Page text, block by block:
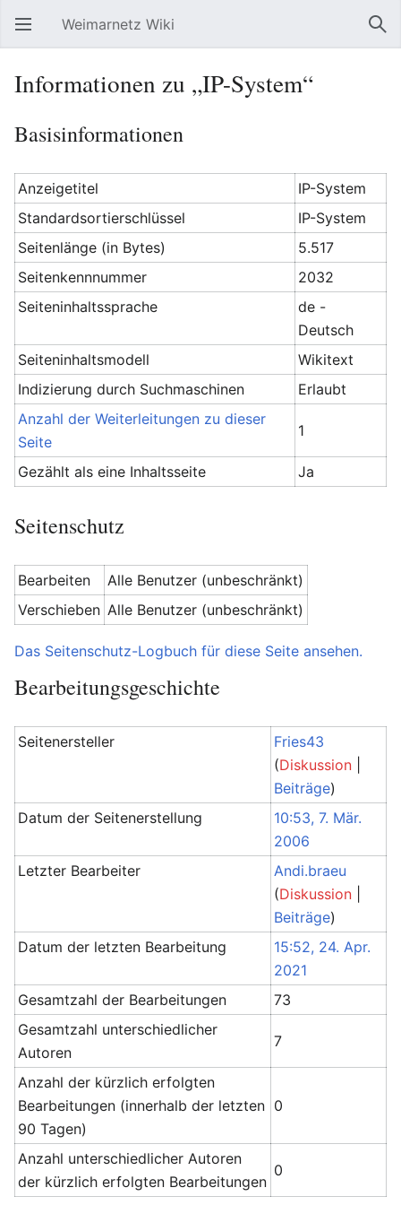
Hauptmenü öffnen Weimarnetz Wiki
Informationen zu „IP-System“
Basisinformationen
Anzeigetitel
IP-System
Standardsortierschlüssel
IP-System
Seitenlänge (in Bytes)
5.517
Seitenkennnummer
2032
Seiteninhaltssprache
de -
Deutsch
Seiteninhaltsmodell
Wikitext
Indizierung durch Suchmaschinen
Erlaubt
Anzahl der Weiterleitungen zu dieser
Seite
1
Gezählt als eine Inhaltsseite Ja
Seitenschutz
Bearbeiten
Alle Benutzer (unbeschränkt)
Verschieben Alle Benutzer (unbeschränkt)
Das Seitenschutz-Logbuch für diese Seite ansehen.
Bearbeitungsgeschichte
Seitenersteller
Fries43
(Diskussion
Beiträge)
Datum der Seitenerstellung
10:53, 7. Mär.
2006
Letzter Bearbeiter
Andi.braeu
(Diskussion
Beiträge)
Datum der letzten Bearbeitung
15:52, 24. Apr.
2021
Gesamtzahl der Bearbeitungen
73
Gesamtzahl unterschiedlicher
Autoren
7
Anzahl der kürzlich erfolgten
Bearbeitungen (innerhalb der letzten
90 Tagen)
0
Anzahl unterschiedlicher Autoren
der kürzlich erfolgten Bearbeitungen
0